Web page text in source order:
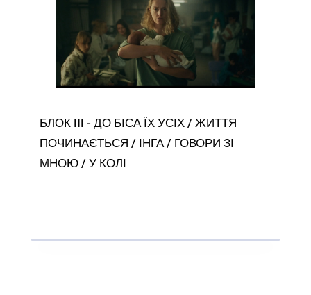
БЛОК III - ДО БІСА ЇХ УСІХ / ЖИТТЯ
ПОЧИНАЄТЬСЯ / ІНГА / ГОВОРИ ЗІ
МНОЮ / У КОЛІ